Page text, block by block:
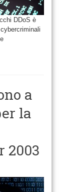
DDoS è
a
la
2003
sono